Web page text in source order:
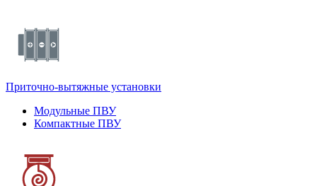
Приточно-вытяжные установки
Модульные ПВУ
Компактные ПВУ